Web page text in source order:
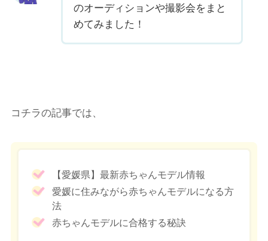
のオーディションや撮影会をまと
めてみました！
コチラの記事では、
【愛媛県】最新赤ちゃんモデル情報
愛媛に住みながら赤ちゃんモデルになる方
法
赤ちゃんモデルに合格する秘訣